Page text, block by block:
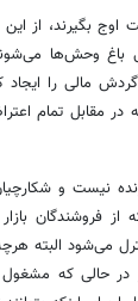
اوج بگیرند، از
باغ وحش‌ها
مالی را ایجاد
مقابل تمام
نیست و
فروشندگان
می‌شود البته
در حالی که